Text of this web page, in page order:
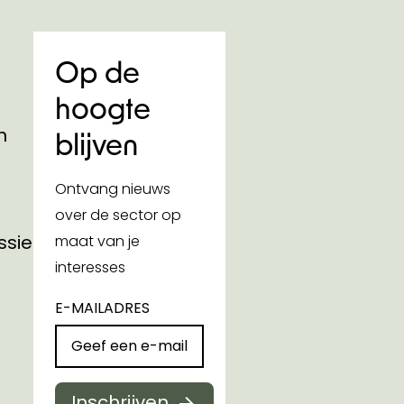
Op de
hoogte
blijven
Ontvang nieuws
over de sector op
maat van je
interesses
E-MAILADRES